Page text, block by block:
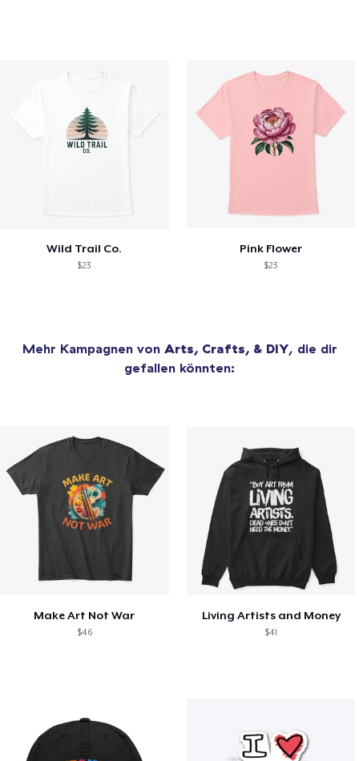
Wild Trail Co.
$23
Pink Flower
$23
Mehr Kampagnen von Arts, Crafts, & DIY, die dir
gefallen könnten:
Make Art Not War
$46
Living Artists and Money
$41